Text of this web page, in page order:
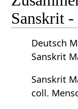
Sanskrit
Deutsch
Sanskrit
Sanskrit
coll.